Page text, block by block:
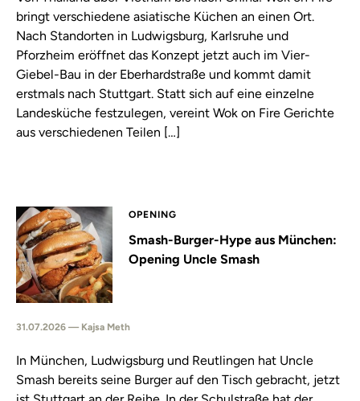
bringt verschiedene asiatische Küchen an einen Ort.
Nach Standorten in Ludwigsburg, Karlsruhe und
Pforzheim eröffnet das Konzept jetzt auch im Vier-
Giebel-Bau in der Eberhardstraße und kommt damit
erstmals nach Stuttgart. Statt sich auf eine einzelne
Landesküche festzulegen, vereint Wok on Fire Gerichte
aus verschiedenen Teilen […]
OPENING
Smash-Burger-Hype aus München:
Opening Uncle Smash
31.07.2026 — Kajsa Meth
In München, Ludwigsburg und Reutlingen hat Uncle
Smash bereits seine Burger auf den Tisch gebracht, jetzt